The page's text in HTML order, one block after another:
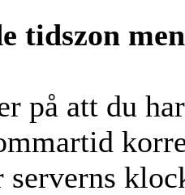
tidszon
på att du
serverns